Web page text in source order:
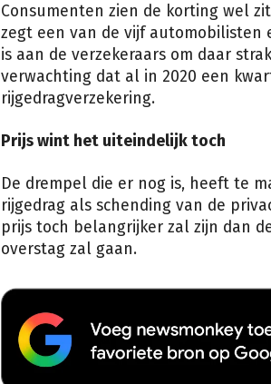
Consumenten zien de korting wel
zegt een van de vijf
is aan de verzekeraars om daar
verwachting dat al in 2020 een
rijgedragverzekering.
Prijs wint het uiteindelijk toch
De drempel die er nog is, heeft te
rijgedrag als schending van de
prijs toch belangrijker zal zijn dan
overstag zal gaan.